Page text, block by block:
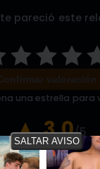
te pareció este
una estrella para
3.0/5
6 votos
SALTAR AVISO